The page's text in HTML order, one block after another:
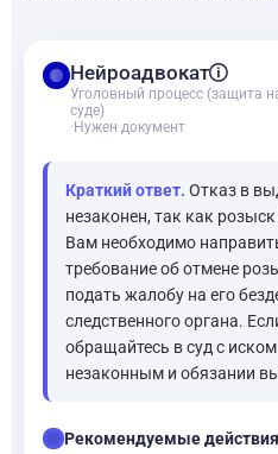
balanceНейроадвокат
Уголовный процесс (защита
суде)
· Нужен документ
Краткий ответ. Отказ в
незаконен, так как
Вам необходимо
требование об отмене
подать жалобу на его
следственного органа.
обращайтесь в суд с
незаконным и обязании
checklistРекомендуемые действия